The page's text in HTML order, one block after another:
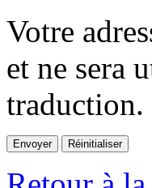
Votre
et ne sera
traduction.